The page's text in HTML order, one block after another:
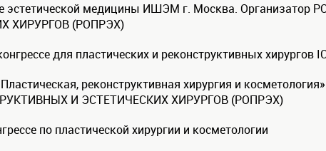
эстетической медицины ИШЭМ г. Москва.
ХИРУРГОВ (РОПРЭХ)
для пластических и реконструктивных хирургов
реконструктивная хирургия и
И ЭСТЕТИЧЕСКИХ ХИРУРГОВ (РОПРЭХ)
по пластической хирургии и косметологии